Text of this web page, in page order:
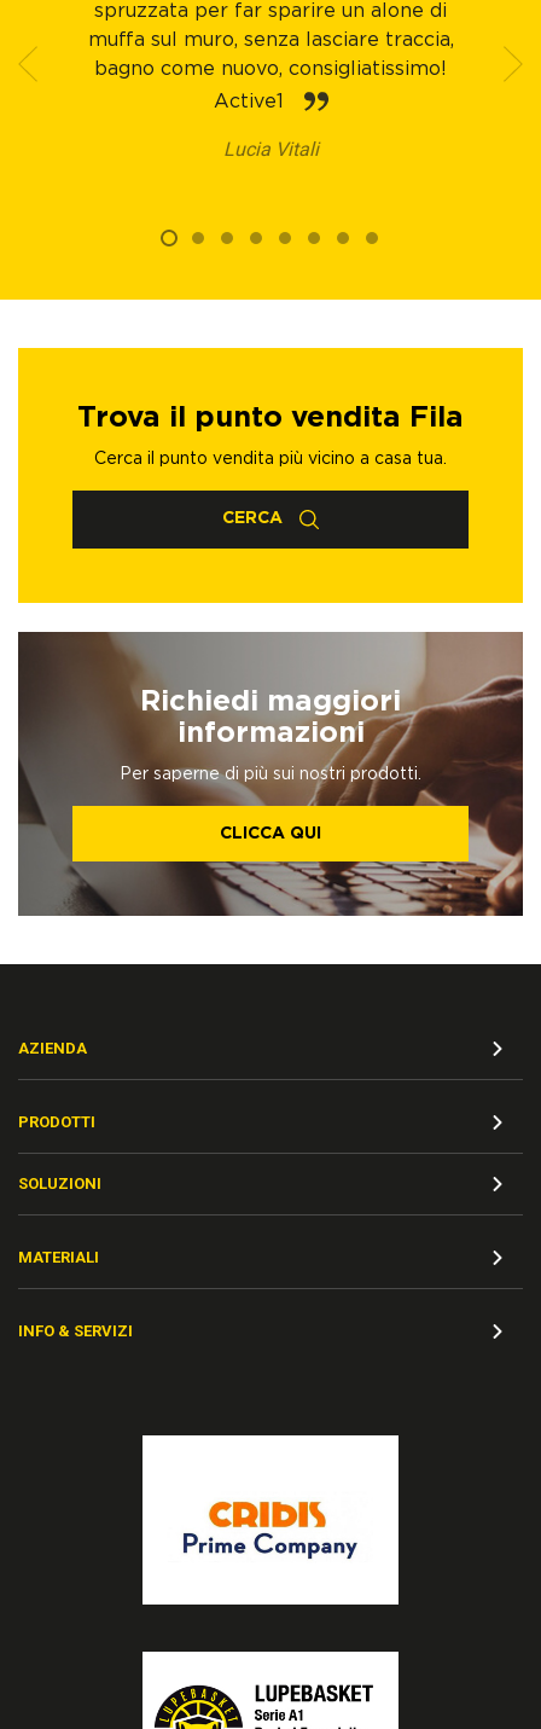
spruzzata per far sparire un alone di
muffa sul muro, senza lasciare traccia,
bagno come nuovo, consigliatissimo!
Active1
Lucia Vitali
Trova il punto vendita Fila
Cerca il punto vendita più vicino a casa tua.
CERCA
Richiedi maggiori
informazioni
Per saperne di più sui nostri prodotti.
CLICCA QUI
AZIENDA
PRODOTTI
SOLUZIONI
MATERIALI
INFO & SERVIZI